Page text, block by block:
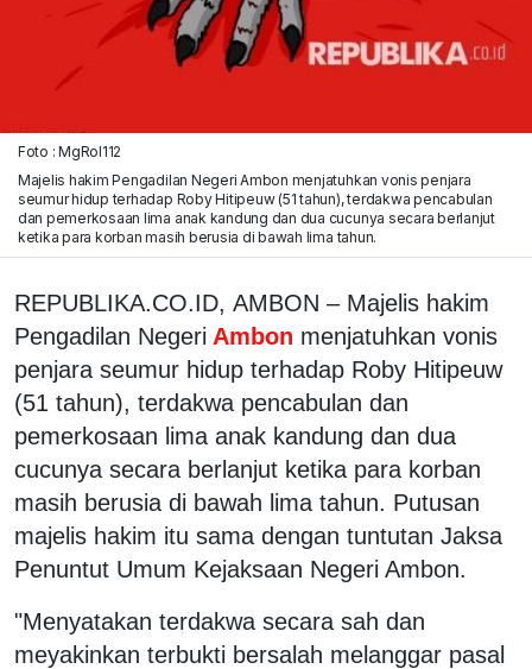
Foto : MgRol112
Majelis hakim Pengadilan Negeri Ambon menjatuhkan vonis penjara
seumur hidup terhadap Roby Hitipeuw (51 tahun), terdakwa pencabulan
dan pemerkosaan lima anak kandung dan dua cucunya secara berlanjut
ketika para korban masih berusia di bawah lima tahun.
REPUBLIKA.CO.ID, AMBON – Majelis hakim
Pengadilan Negeri Ambon menjatuhkan vonis
penjara seumur hidup terhadap Roby Hitipeuw
(51 tahun), terdakwa pencabulan dan
pemerkosaan lima anak kandung dan dua
cucunya secara berlanjut ketika para korban
masih berusia di bawah lima tahun. Putusan
majelis hakim itu sama dengan tuntutan Jaksa
Penuntut Umum Kejaksaan Negeri Ambon.
"Menyatakan terdakwa secara sah dan
meyakinkan terbukti bersalah melanggar pasal